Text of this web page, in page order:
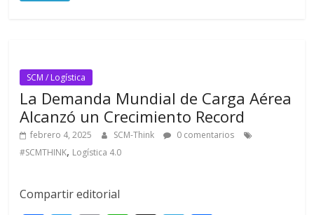
o
SCM / Logística
La Demanda Mundial de Carga Aérea
Alcanzó un Crecimiento Record
febrero 4, 2025 SCM-Think
0 comentarios
#SCMTHINK, Logística 4.0
Compartir editorial